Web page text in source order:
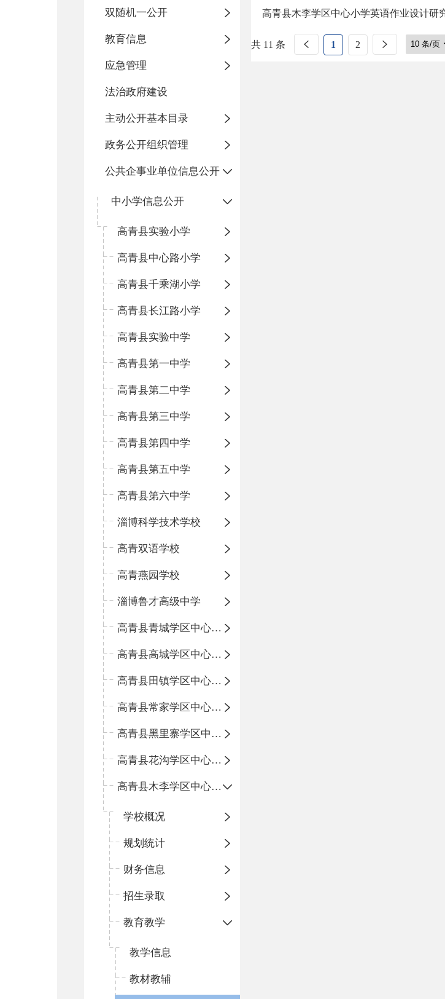
双随机一公开
教育信息
应急管理
法治政府建设
主动公开基本目录
政务公开组织管理
公共企事业单位信息公开
中小学信息公开
高青县实验小学
高青县中心路小学
高青县千乘湖小学
高青县长江路小学
高青县实验中学
高青县第一中学
高青县第二中学
高青县第三中学
高青县第四中学
高青县第五中学
高青县第六中学
淄博科学技术学校
高青双语学校
高青燕园学校
淄博鲁才高级中学
高青县青城学区中心小学
高青县高城学区中心小学
高青县田镇学区中心小学
高青县常家学区中心小学
高青县黑里寨学区中心小学
高青县花沟学区中心小学
高青县木李学区中心小学
学校概况
规划统计
财务信息
招生录取
教育教学
教学信息
教材教辅
高青县木李学区中心小学英语作业设计研
共 11 条 1 2